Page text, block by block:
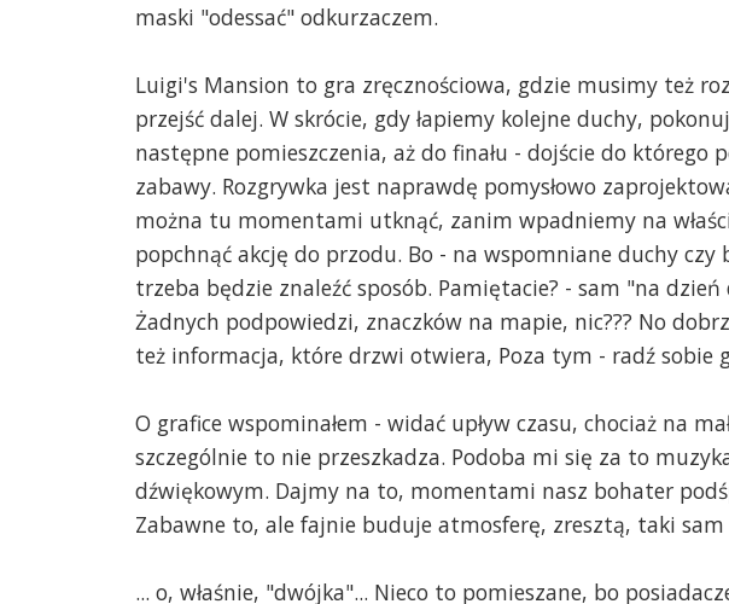
maski "odessać" odkurzaczem.
Luigi's Mansion to gra zręcznościowa, gdzie musimy też
przejść dalej. W skrócie, gdy łapiemy kolejne duchy,
następne pomieszczenia, aż do finału - dojście do którego
zabawy. Rozgrywka jest naprawdę pomysłowo
można tu momentami utknąć, zanim wpadniemy na
popchnąć akcję do przodu. Bo - na wspomniane duchy czy
trzeba będzie znaleźć sposób. Pamiętacie? - sam "na
Żadnych podpowiedzi, znaczków na mapie, nic??? No
też informacja, które drzwi otwiera, Poza tym - radź sobie
O grafice wspominałem - widać upływ czasu, chociaż na
szczególnie to nie przeszkadza. Podoba mi się za to
dźwiękowym. Dajmy na to, momentami nasz bohater
Zabawne to, ale fajnie buduje atmosferę, zresztą, taki
... o, właśnie, "dwójka"... Nieco to pomieszane, bo